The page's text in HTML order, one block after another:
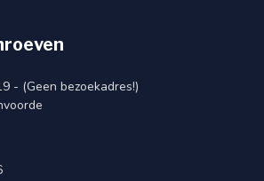
- (Geen bezoekadres!)